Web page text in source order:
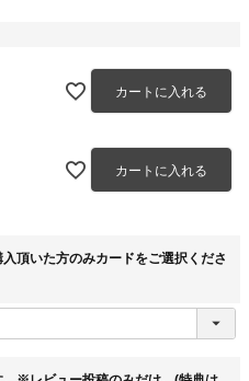
カートに入れる
カートに入れる
頂いた方のみカードをご選択くださ